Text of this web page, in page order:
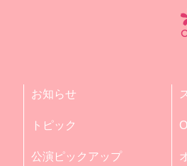
お知らせ
トピック
公演ピックアップ